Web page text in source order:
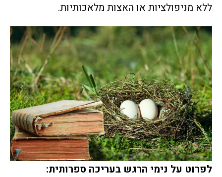
ללא מניפולציות או האצות מלאכותיות.
לפרוט על נימי הרגש בעריכה ספרותית: